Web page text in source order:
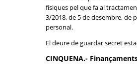
físiques pel que fa al
3/2018, de 5 de desembre, de
personal.
El deure de guardar secret
CINQUENA.-